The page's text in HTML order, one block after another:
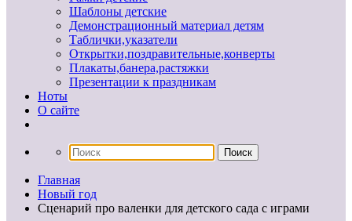
Шаблоны детские
Демонстрационный материал детям
Таблички,указатели
Открытки,поздравительные,конверты
Плакаты,банера,растяжки
Презентации к праздникам
Ноты
О сайте
Главная
Новый год
Сценарий про валенки для детского сада с играми